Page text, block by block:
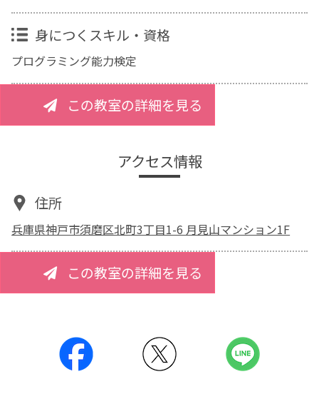
身につくスキル・資格
プログラミング能力検定
この教室の詳細を見る
アクセス情報
住所
兵庫県神戸市須磨区北町3丁目1-6 月見山マンション1F
この教室の詳細を見る